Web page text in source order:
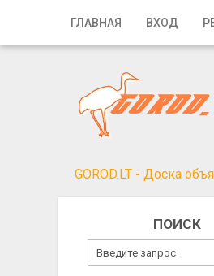
ГЛАВНАЯ ВХОД
Главная
Регистрация
Добавить объявление
GOROD.LT - Доска
ПОИСК